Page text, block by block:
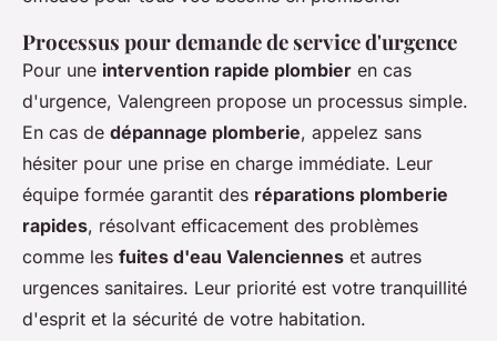
Processus pour demande de service d'urgence
Pour une intervention rapide plombier en cas
d'urgence, Valengreen propose un processus simple.
En cas de dépannage plomberie, appelez sans
hésiter pour une prise en charge immédiate. Leur
équipe formée garantit des réparations plomberie
rapides, résolvant efficacement des problèmes
comme les fuites d'eau Valenciennes et autres
urgences sanitaires. Leur priorité est votre tranquillité
d'esprit et la sécurité de votre habitation.